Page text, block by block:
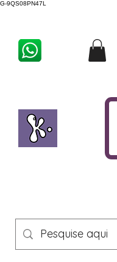
G-9QS08PN47L